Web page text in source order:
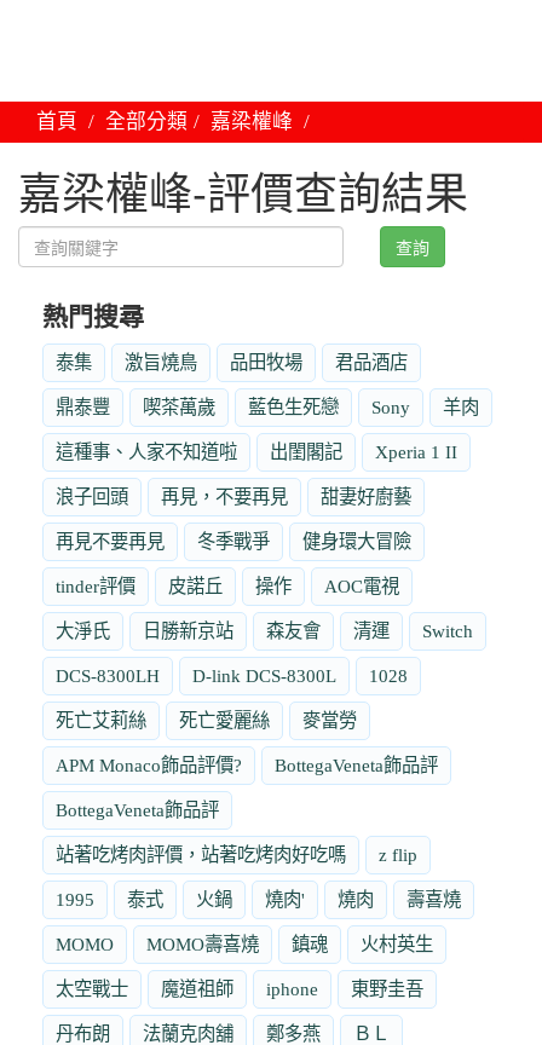
首頁 全部分類 嘉梁權峰
嘉梁權峰-評價查詢結果
查詢
熱門搜尋
泰集 激旨燒鳥 品田牧場 君品酒店
鼎泰豐 喫茶萬歲 藍色生死戀 Sony 羊肉
這種事、人家不知道啦 出閨閣記 Xperia 1 II
浪子回頭 再見，不要再見 甜妻好廚藝
再見不要再見 冬季戰爭 健身環大冒險
tinder評價 皮諾丘 操作 AOC電視
大淨氏 日勝新京站 森友會 清運 Switch
DCS-8300LH D-link DCS-8300L 1028
死亡艾莉絲 死亡愛麗絲 麥當勞
APM Monaco飾品評價? BottegaVeneta飾品評
BottegaVeneta飾品評
站著吃烤肉評價，站著吃烤肉好吃嗎 z flip
1995 泰式 火鍋 燒肉' 燒肉 壽喜燒
MOMO MOMO壽喜燒 鎮魂 火村英生
太空戰士 魔道祖師 iphone 東野圭吾
丹布朗 法蘭克肉舖 鄭多燕 ＢＬ